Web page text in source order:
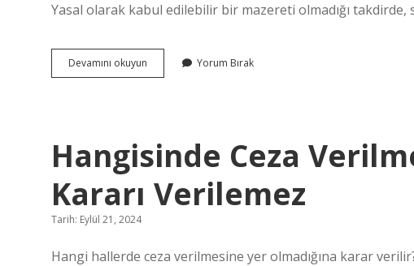
Yasal olarak kabul edilebilir bir mazereti olmadığı
Devamını okuyun
Tehlikeli
Sertifikası
Kaç
Geçerli
Yorum Bırak
Hangisinde Ceza
Kararı Verilemez
Tarih: Eylül 21, 2024
Hangi hallerde ceza verilmesine yer olmadığına karar